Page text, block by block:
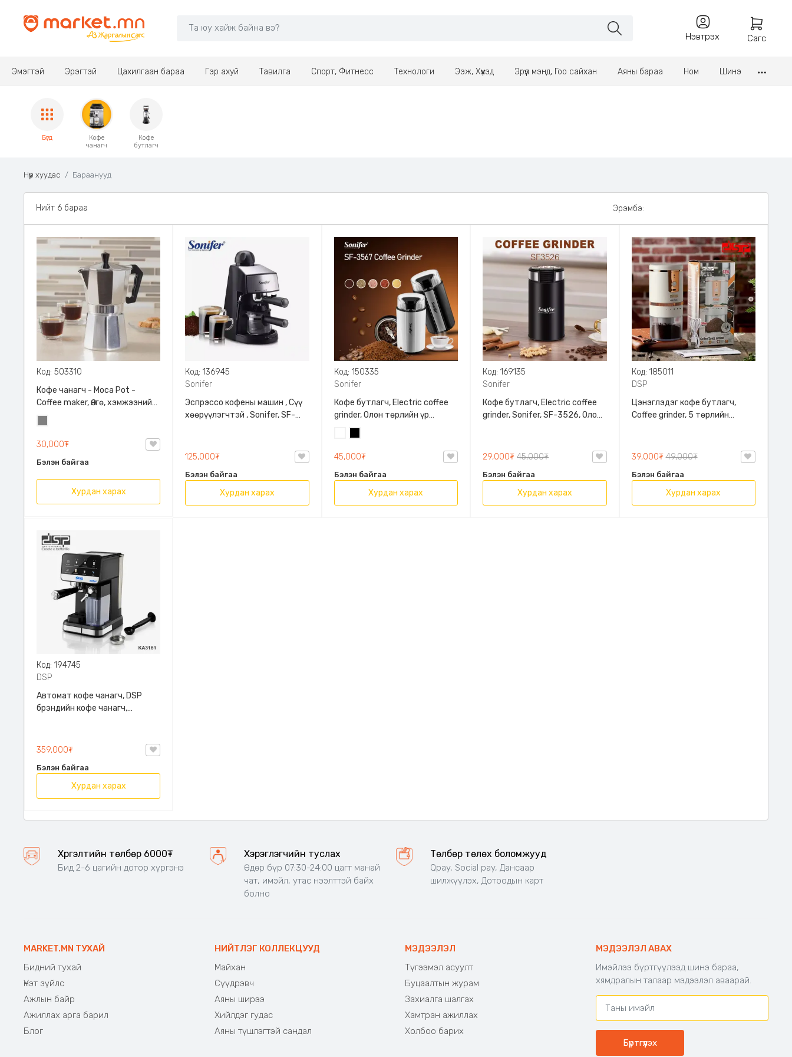
Нэвтрэх Сагс
Эмэгтэй Эрэгтэй Цахилгаан бараа Гэр ахуй Тавилга Спорт, Фитнесс Технологи Ээж, Хүүхэд Эрүүл мэнд, Гоо сайхан Аяны бараа Ном Шинэ
Бүгд
Кофе
чанагч
Кофе
бутлагч
Нүүр хуудас Бараанууд
Нийт 6 бараа Эрэмбэ:
Код: 503310
Кофе чанагч - Moca Pot -
Coffee maker, Өнгө, хэмжээний
сонголттой
30,000₮
Бэлэн байгаа
Хурдан харах
Код: 136945
Sonifer
Эспрэссо кофены машин , Сүү
хөөрүүлэгчтэй , Sonifer, SF-
125,000₮
Бэлэн байгаа
Хурдан харах
Код: 150335
Sonifer
Кофе бутлагч, Electric coffee
grinder, Олон төрлийн үр
бутлах боломжтой Шинэ
загварын автомат бутлагч ,
Sonifer, SF-3567
45,000₮
Бэлэн байгаа
Хурдан харах
Код: 169135
Sonifer
Кофе бутлагч, Electric coffee
grinder, Sonifer, SF-3526, Олон
бутлагч
29,000₮45,000₮
Бэлэн байгаа
Хурдан харах
Код: 185011
DSP
Цэнэглэдэг кофе бутлагч,
Coffee grinder, 5 төрлийн
ашиглаж болно, DSP, KA3129
39,000₮49,000₮
Бэлэн байгаа
Хурдан харах
Код: 194745
DSP
Автомат кофе чанагч, DSP
брэндийн кофе чанагч,
Americano, Cappucino Хүйтэн
KA3161-BS
359,000₮
Бэлэн байгаа
Хурдан харах
Хүргэлтийн төлбөр 6000₮
Бид 2-6 цагийн дотор хүргэнэ
Хэрэглэгчийн туслах
Өдөр бүр 07:30-24:00 цагт манай
чат, имэйл, утас нээлттэй байх
болно
Төлбөр төлөх боломжууд
Qpay, Social pay, Дансаар
шилжүүлэх, Дотоодын карт
MARKET.MN ТУХАЙ
Бидний тухай
Үнэт зүйлс
Ажлын байр
Ажиллах арга барил
Блог
НИЙТЛЭГ КОЛЛЕКЦУУД
Майхан
Сүүдрэвч
Аяны ширээ
Хийлдэг гудас
Аяны түшлэгтэй сандал
МЭДЭЭЛЭЛ
Түгээмэл асуулт
Буцаалтын журам
Захиалга шалгах
Хамтран ажиллах
Холбоо барих
МЭДЭЭЛЭЛ АВАХ
Имэйлээ бүртгүүлээд шинэ бараа,
хямдралын талаар мэдээлэл аваарай.
Бүртгүүлэх